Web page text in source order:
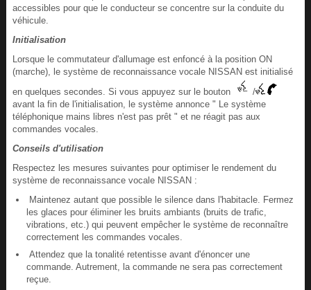
accessibles pour que le conducteur se concentre sur la conduite du
véhicule.
Initialisation
Lorsque le commutateur d'allumage est enfoncé à la position ON
(marche), le système de reconnaissance vocale NISSAN est initialisé
en quelques secondes. Si vous appuyez sur le bouton
/
avant la fin de l'initialisation, le système annonce " Le système
téléphonique mains libres n'est pas prêt " et ne réagit pas aux
commandes vocales.
Conseils d'utilisation
Respectez les mesures suivantes pour optimiser le rendement du
système de reconnaissance vocale NISSAN :
Maintenez autant que possible le silence dans l'habitacle. Fermez
les glaces pour éliminer les bruits ambiants (bruits de trafic,
vibrations, etc.) qui peuvent empêcher le système de reconnaître
correctement les commandes vocales.
Attendez que la tonalité retentisse avant d'énoncer une
commande. Autrement, la commande ne sera pas correctement
reçue.